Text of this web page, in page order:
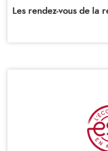
Les rendez-vous de la